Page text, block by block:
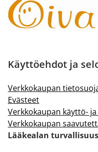
Käyttöehdot ja
Verkkokaupan
Evästeet
Verkkokaupan käyttö-
Verkkokaupan
Lääkealan